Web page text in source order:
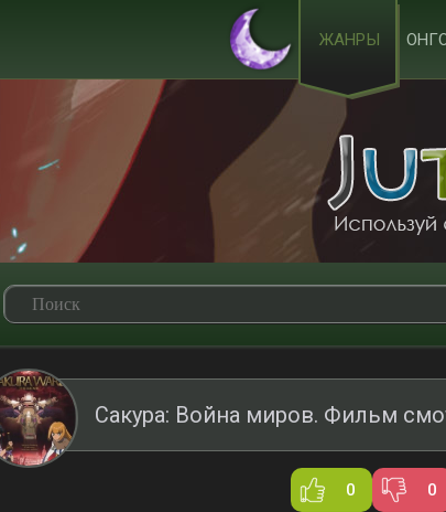
ЖАНРЫ
Сакура: Война миров. Фильм
0 0